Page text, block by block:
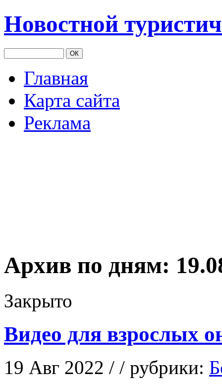
Новостной
Главная
Карта сайта
Реклама
Архив по дням:
Закрыто
Видео для взрослых
19 Авг 2022 / / рубрики: